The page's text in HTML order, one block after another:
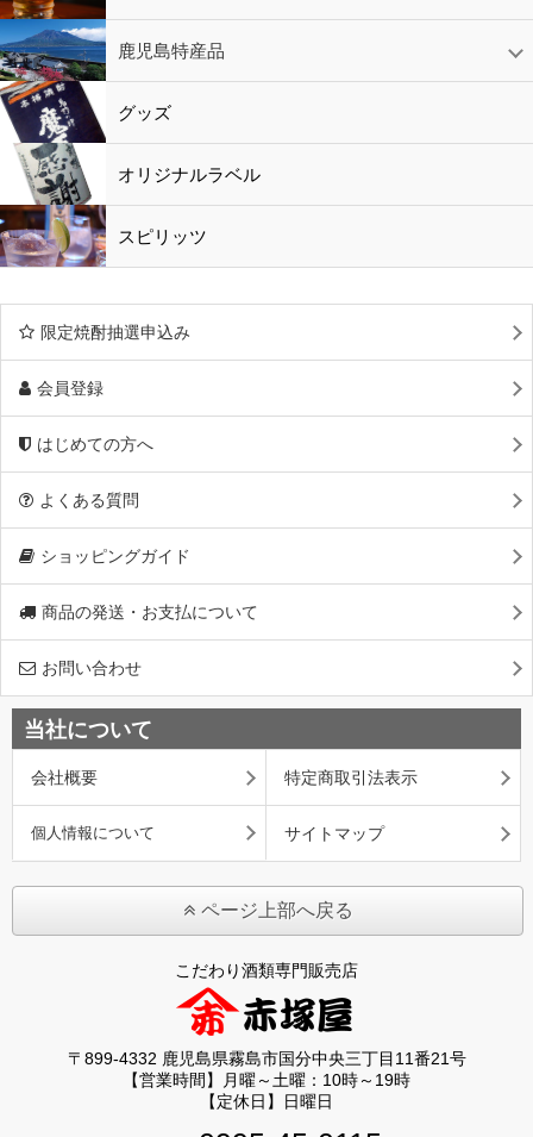
鹿児島特産品
黒酢・酢
水
鹿児島特産品
おつまみ グッズ
オリジナルラベル
スピリッツ
限定焼酎抽選申込み
会員登録
はじめての方へ
よくある質問
ショッピングガイド
商品の発送・お支払について
お問い合わせ
当社について
会社概要 特定商取引法表示
個人情報について サイトマップ
ページ上部へ戻る
こだわり酒類専門販売店
〒899-4332 鹿児島県霧島市国分中央三丁目11番21号
【営業時間】月曜～土曜：10時～19時
【定休日】日曜日